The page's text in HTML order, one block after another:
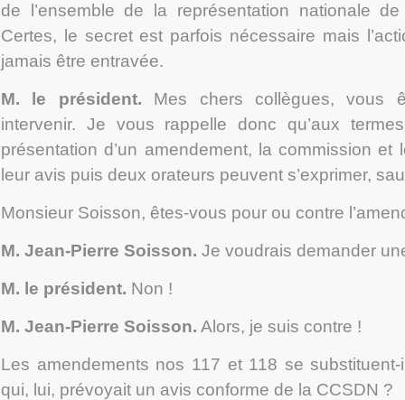
de l’ensemble de la représentation nationale
Certes, le secret est parfois nécessaire mais
jamais être entravée.
M. le président. Mes chers collègues, vous
intervenir. Je vous rappelle donc qu’aux
présentation d’un amendement, la commission et
leur avis puis deux orateurs peuvent s’exprimer,
Monsieur Soisson, êtes-vous pour ou contre
M. Jean-Pierre Soisson. Je voudrais demander
M. le président. Non !
M. Jean-Pierre Soisson. Alors, je suis contre !
Les amendements nos 117 et 118 se
qui, lui, prévoyait un avis conforme de la CCSDN ?